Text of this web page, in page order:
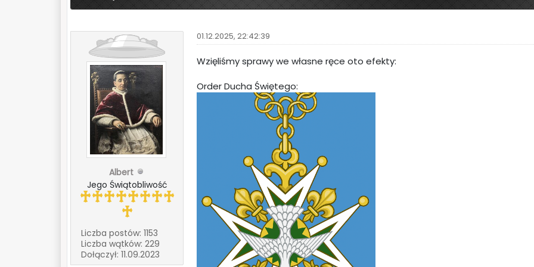
Albert
Jego Świątobliwość
Liczba postów: 1153
Liczba wątków: 229
Dołączył: 11.09.2023
01.12.2025, 22:42:39
Wzięliśmy sprawy we własne ręce oto efekty:
Order Ducha Świętego: